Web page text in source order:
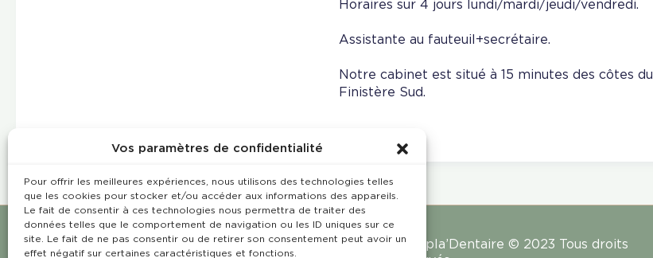
Vos paramètres de confidentialité
Pour offrir les meilleures expériences, nous utilisons des technologies telles
que les cookies pour stocker et/ou accéder aux informations des appareils.
Le fait de consentir à ces technologies nous permettra de traiter des
données telles que le comportement de navigation ou les ID uniques sur ce
site. Le fait de ne pas consentir ou de retirer son consentement peut avoir un
effet négatif sur certaines caractéristiques et fonctions.
Horaires sur 4 jours lundi/mardi/jeudi/vendredi.
Assistante au fauteuil+secrétaire.
Notre cabinet est situé à 15 minutes des côtes du
Finistère Sud.
Rempla’Dentaire © 2023 Tous droits